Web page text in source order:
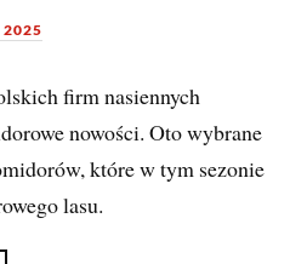
2025
firm nasiennych
nowości. Oto wybrane
które w tym sezonie
lasu.